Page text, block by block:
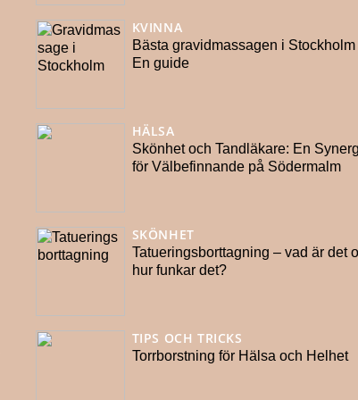
KVINNA
Bästa gravidmassagen i Stockholm
En guide
HÄLSA
Skönhet och Tandläkare: En
för Välbefinnande på Södermalm
SKÖNHET
Tatueringsborttagning – vad är det
hur funkar det?
TIPS OCH TRICKS
Torrborstning för Hälsa och Helhet